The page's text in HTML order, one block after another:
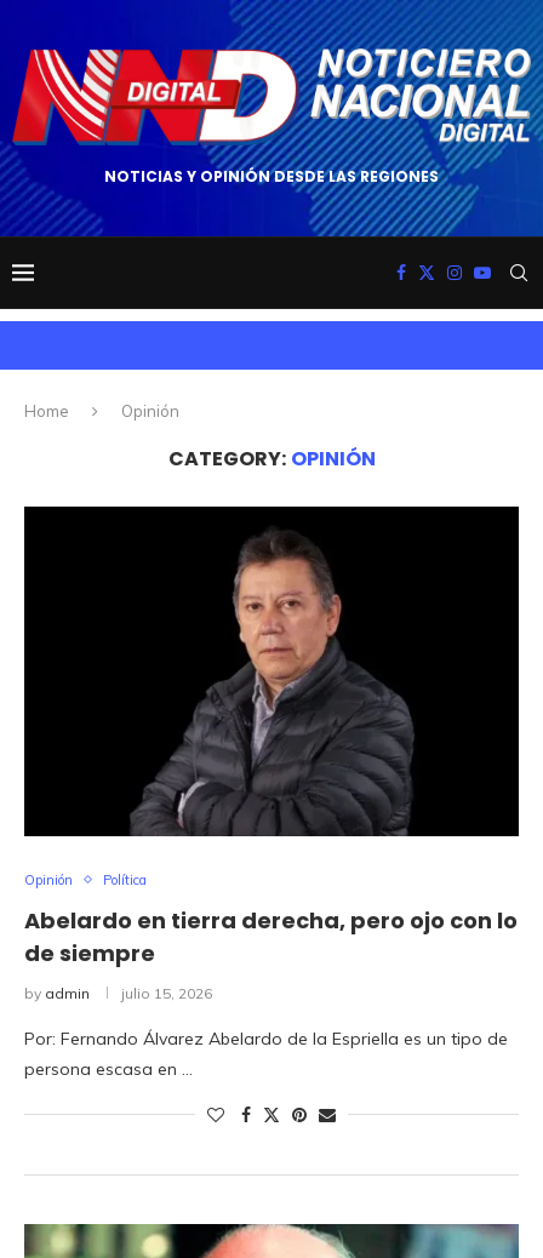
NOTICIAS Y OPINIÓN DESDE LAS REGIONES
Home Opinión
CATEGORY: OPINIÓN
Opinión Política
Abelardo en tierra derecha, pero ojo con lo
de siempre
by admin julio 15, 2026
Por: Fernando Álvarez Abelardo de la Espriella es un tipo de
persona escasa en …